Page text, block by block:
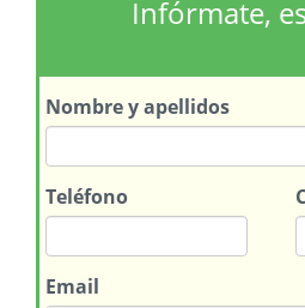
Infórmate,
Nombrey apellidos
Teléfono
Email